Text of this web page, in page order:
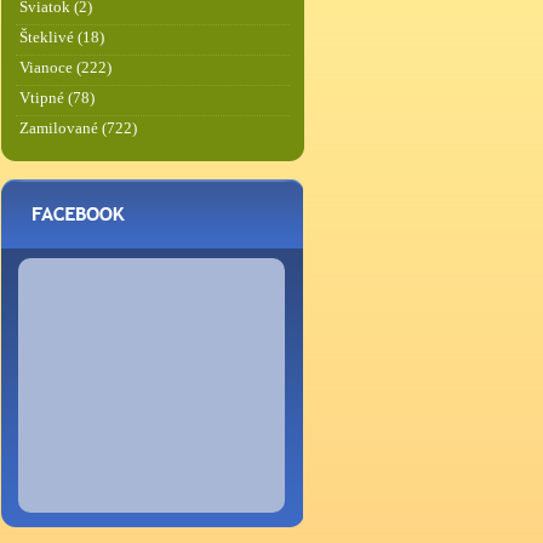
Sviatok (2)
Šteklivé (18)
Vianoce (222)
Vtipné (78)
Zamilované (722)